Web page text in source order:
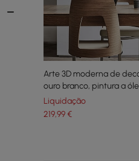
Arte 3D moderna de
ouro branco, pintura a
com moldura, sala de
Liquidação
219,99€